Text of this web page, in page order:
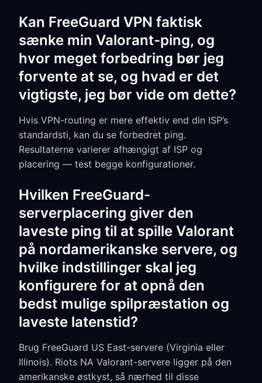
Kan FreeGuard VPN faktisk
sænke min Valorant-ping, og
hvor meget forbedring bør jeg
forvente at se, og hvad er det
vigtigste, jeg bør vide om dette?
Hvis VPN-routing er mere effektiv end din ISP’s
standardsti, kan du se forbedret ping.
Resultaterne varierer afhængigt af ISP og
placering — test begge konfigurationer.
Hvilken FreeGuard-
serverplacering giver den
laveste ping til at spille Valorant
på nordamerikanske servere, og
hvilke indstillinger skal jeg
konfigurere for at opnå den
bedst mulige spilpræstation og
laveste latenstid?
Brug FreeGuard US East-servere (Virginia eller
Illinois). Riots NA Valorant-servere ligger på den
amerikanske østkyst, så nærhed til disse